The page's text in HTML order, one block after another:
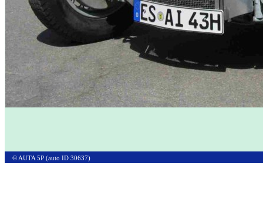
© AUTA 5P (auto ID 30637)